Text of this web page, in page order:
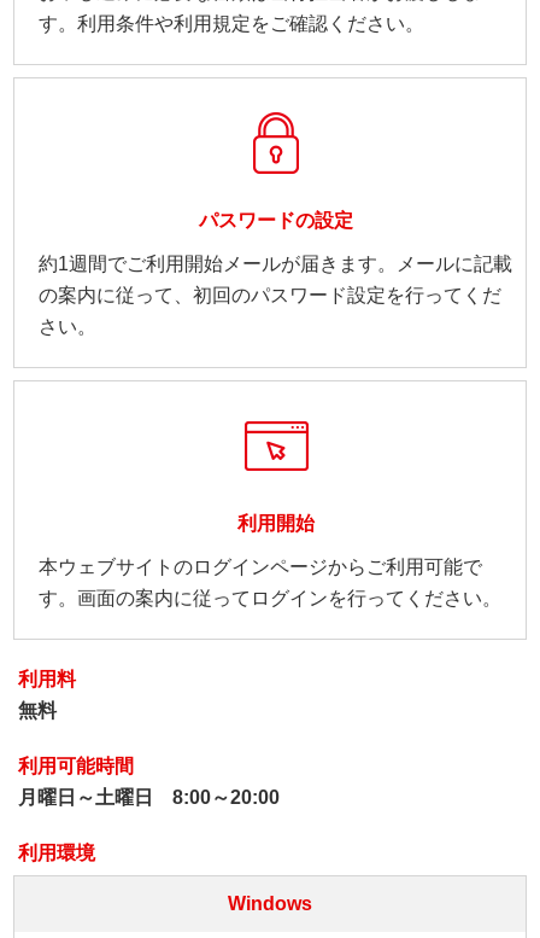
す。利用条件や利用規定をご確認ください。
パスワードの設定
約1週間でご利用開始メールが届きます。メールに記載
の案内に従って、初回のパスワード設定を行ってくだ
さい。
利用開始
本ウェブサイトのログインページからご利用可能で
す。画面の案内に従ってログインを行ってください。
利用料
無料
利用可能時間
月曜日～土曜日 8:00～20:00
利用環境
Windows